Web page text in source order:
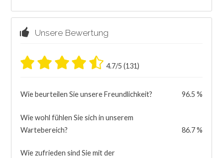
Unsere Bewertung
4.7/5 (131)
Wie beurteilen Sie unsere Freundlichkeit? 96.5 %
Wie wohl fühlen Sie sich in unserem
Wartebereich?
86.7 %
Wie zufrieden sind Sie mit der